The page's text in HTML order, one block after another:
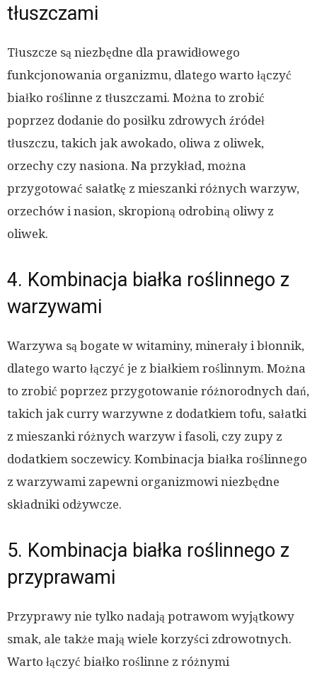
tłuszczami
Tłuszcze są niezbędne dla prawidłowego
funkcjonowania organizmu, dlatego warto łączyć
białko roślinne z tłuszczami. Można to zrobić
poprzez dodanie do posiłku zdrowych źródeł
tłuszczu, takich jak awokado, oliwa z oliwek,
orzechy czy nasiona. Na przykład, można
przygotować sałatkę z mieszanki różnych warzyw,
orzechów i nasion, skropioną odrobiną oliwy z
oliwek.
4. Kombinacja białka roślinnego z
warzywami
Warzywa są bogate w witaminy, minerały i błonnik,
dlatego warto łączyć je z białkiem roślinnym. Można
to zrobić poprzez przygotowanie różnorodnych dań,
takich jak curry warzywne z dodatkiem tofu, sałatki
z mieszanki różnych warzyw i fasoli, czy zupy z
dodatkiem soczewicy. Kombinacja białka roślinnego
z warzywami zapewni organizmowi niezbędne
składniki odżywcze.
5. Kombinacja białka roślinnego z
przyprawami
Przyprawy nie tylko nadają potrawom wyjątkowy
smak, ale także mają wiele korzyści zdrowotnych.
Warto łączyć białko roślinne z różnymi